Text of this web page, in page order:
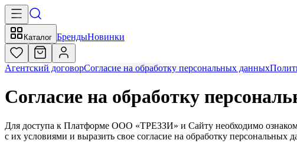
Каталог БрендыНовинки
Агентский договорСогласие на обработку персональных данных
Согласие на обработку
Для доступа к Платформе ООО «ТРЕЗЗИ» и Сайту необходимо
с их условиями и выразить свое согласие на обработку